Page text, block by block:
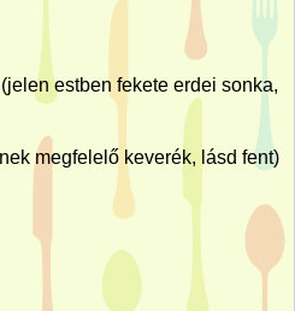
estben fekete erdei sonka,
megfelelő keverék, lásd fent)